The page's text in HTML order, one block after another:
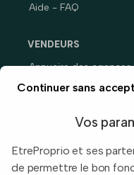
Aide - FAQ
VENDEURS
Annuaire des agences
Prix immobiliers en
Continuer sans
Vos
EtreProprio et ses
de permettre le bon